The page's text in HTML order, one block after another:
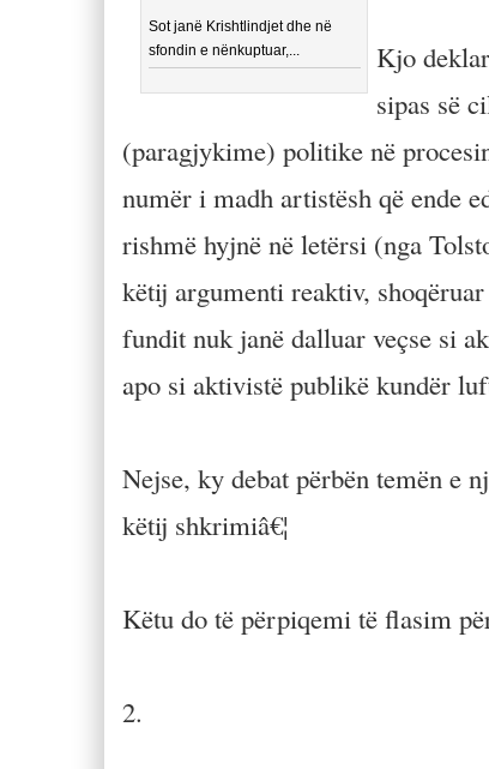
Sot janë Krishtlindjet dhe në
sfondin e nënkuptuar,...
Kjo
sipas së
(paragjykime) politike në
numër i madh artistësh që ende
rishmë hyjnë në letërsi (nga
këtij argumenti reaktiv,
fundit nuk janë dalluar veçse si
apo si aktivistë publikë kundër
Nejse, ky debat përbën temën e
këtij shkrimiâ€¦
Këtu do të përpiqemi të flasim
2.